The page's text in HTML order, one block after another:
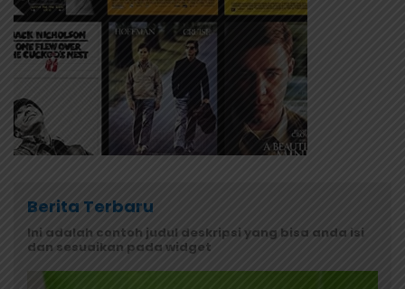
Berita Terbaru
Ini adalah contoh judul deskripsi yang bisa anda isi
dan sesuaikan pada widget